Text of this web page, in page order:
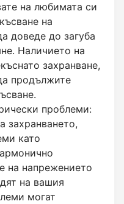
на любимата си
на
доведе до загуба
Наличието на
захранване,
продължите
проблеми:
захранването,
като
на напрежението
на вашия
могат